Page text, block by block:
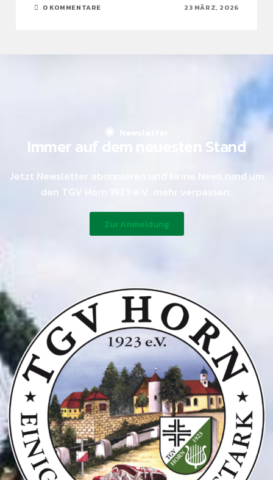
0 KOMMENTARE 23 MÄRZ, 2026
Newsletter
Immer auf dem neuesten Stand
Jetzt Newsletter abonnieren und keine News rund um
den TGV Horn 1923 e.V. mehr verpassen.
Zur Anmeldung